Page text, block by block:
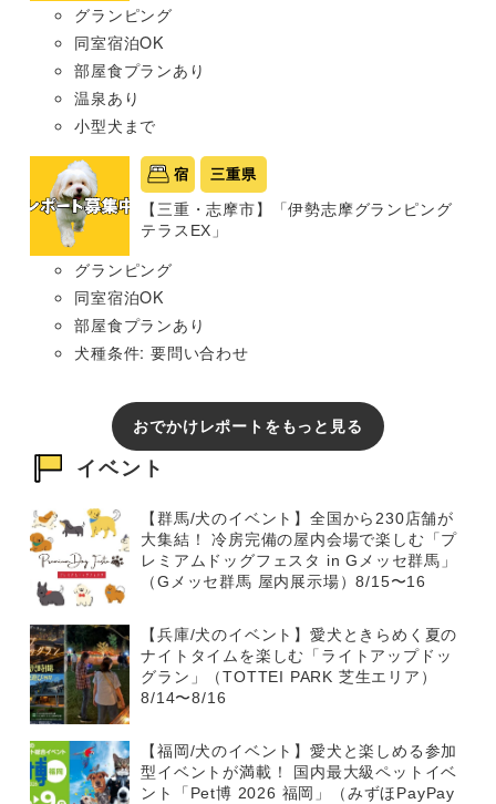
グランピング
同室宿泊OK
部屋食プランあり
温泉あり
小型犬まで
宿 三重県
【三重・志摩市】「伊勢志摩グランピング
テラスEX」
グランピング
同室宿泊OK
部屋食プランあり
犬種条件: 要問い合わせ
おでかけレポートをもっと見る
イベント
【群馬/犬のイベント】全国から230店舗が
大集結！ 冷房完備の屋内会場で楽しむ「プ
レミアムドッグフェスタ in Gメッセ群馬」
（Gメッセ群馬 屋内展示場）8/15〜16
【兵庫/犬のイベント】愛犬ときらめく夏の
ナイトタイムを楽しむ「ライトアップドッ
グラン」（TOTTEI PARK 芝生エリア）
8/14〜8/16
【福岡/犬のイベント】愛犬と楽しめる参加
型イベントが満載！ 国内最大級ペットイベ
ント「Pet博 2026 福岡」（みずほPayPay